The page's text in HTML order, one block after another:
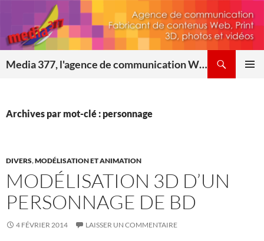
contenu
Media 377, l'agence de communication Web & Print
Archives par mot-clé : personnage
DIVERS,MODÉLISATION ET ANIMATION
MODÉLISATION 3D D’UN
PERSONNAGE DE BD
4 FÉVRIER 2014 LAISSER UN COMMENTAIRE